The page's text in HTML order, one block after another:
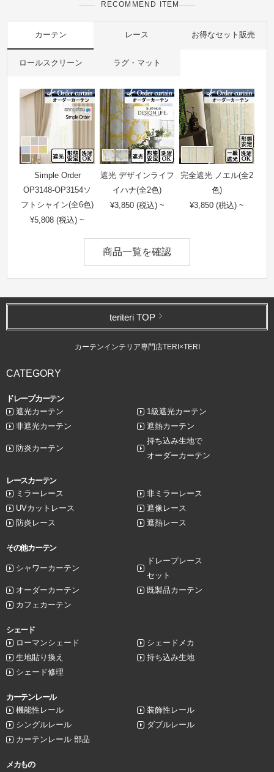
RECOMMEND ITEM
カーテン レース お得なセット販売
ロールスクリーン ラグ・マット
Simple Order
OP3148-OP3154ソ
フトシャイン(全6色)
¥5,808 (税込) ~
遮光 デザインライフ
イハナ(全2色)
¥3,850 (税込) ~
完全遮光 ノエル(全2
色)
¥3,850 (税込) ~
商品一覧を確認
teriteri TOP
カーテンインテリア専門店TERI×TERI
CATEGORY
ドレープカーテン
遮光カーテン
1級遮光カーテン
非遮光カーテン
遮熱カーテン
防炎カーテン
持ち込み生地で
オーダーカーテン
レースカーテン
ミラーレース
非ミラーレース
UVカットレース
遮像レース
防炎レース
遮熱レース
その他カーテン
シャワーカーテン
ドレープレース
セット
オーダーカーテン
既製品カーテン
カフェカーテン
シェード
ローマンシェード
シェードメカ
生地貼り換え
持ち込み生地
シェード修理
カーテンレール
機能性レール
装飾性レール
シングルレール
ダブルレール
カーテンレール 部品
メカもの